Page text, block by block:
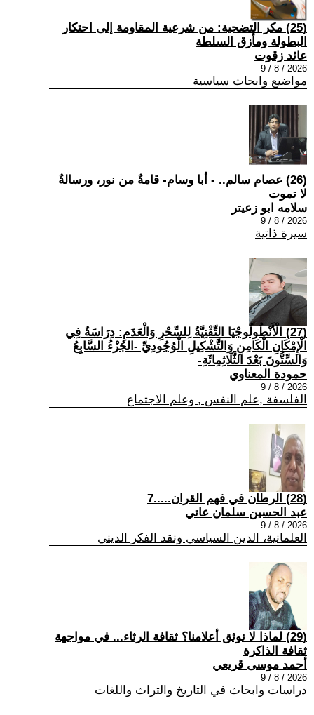
(25) مكر التضحية: من شرعية المقاومة إلى احتكار
البطولة ومأزق السلطة
عائد زقوت
2026 / 8 / 9
مواضيع وابحاث سياسية
(26) عصام سالم.. - أبا وسام- قامةٌ من نور، ورسالةٌ
لا تموت
سلامه ابو زعيتر
2026 / 8 / 9
سيرة ذاتية
(27) الْأَنْطُولُوجْيَا التِّقْنِيَّةُ لِلسِّحْرِ وَالْعَدَمِ: دِرَاسَةٌ فِي
الْإِمْكَانِ الْكَامِنِ وَالتَّشْكِيلِ الْوُجُودِيِّ -الجُزْءُ السَّابِعُ
وَالسِّتُّونَ بَعْدَ الثَّلَاثِمِائَةِ-
حمودة المعناوي
2026 / 8 / 9
الفلسفة ,علم النفس , وعلم الاجتماع
(28) الرطان في فهم القران.....7
عبد الحسين سلمان عاتي
2026 / 8 / 9
العلمانية، الدين السياسي ونقد الفكر الديني
(29) لماذا لا نوثق أعلامنا؟ ثقافة الرثاء... في مواجهة
ثقافة الذاكرة
أحمد موسى قريعي
2026 / 8 / 9
دراسات وابحاث في التاريخ والتراث واللغات